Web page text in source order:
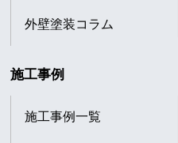
外壁塗装コラム
施工事例
施工事例一覧